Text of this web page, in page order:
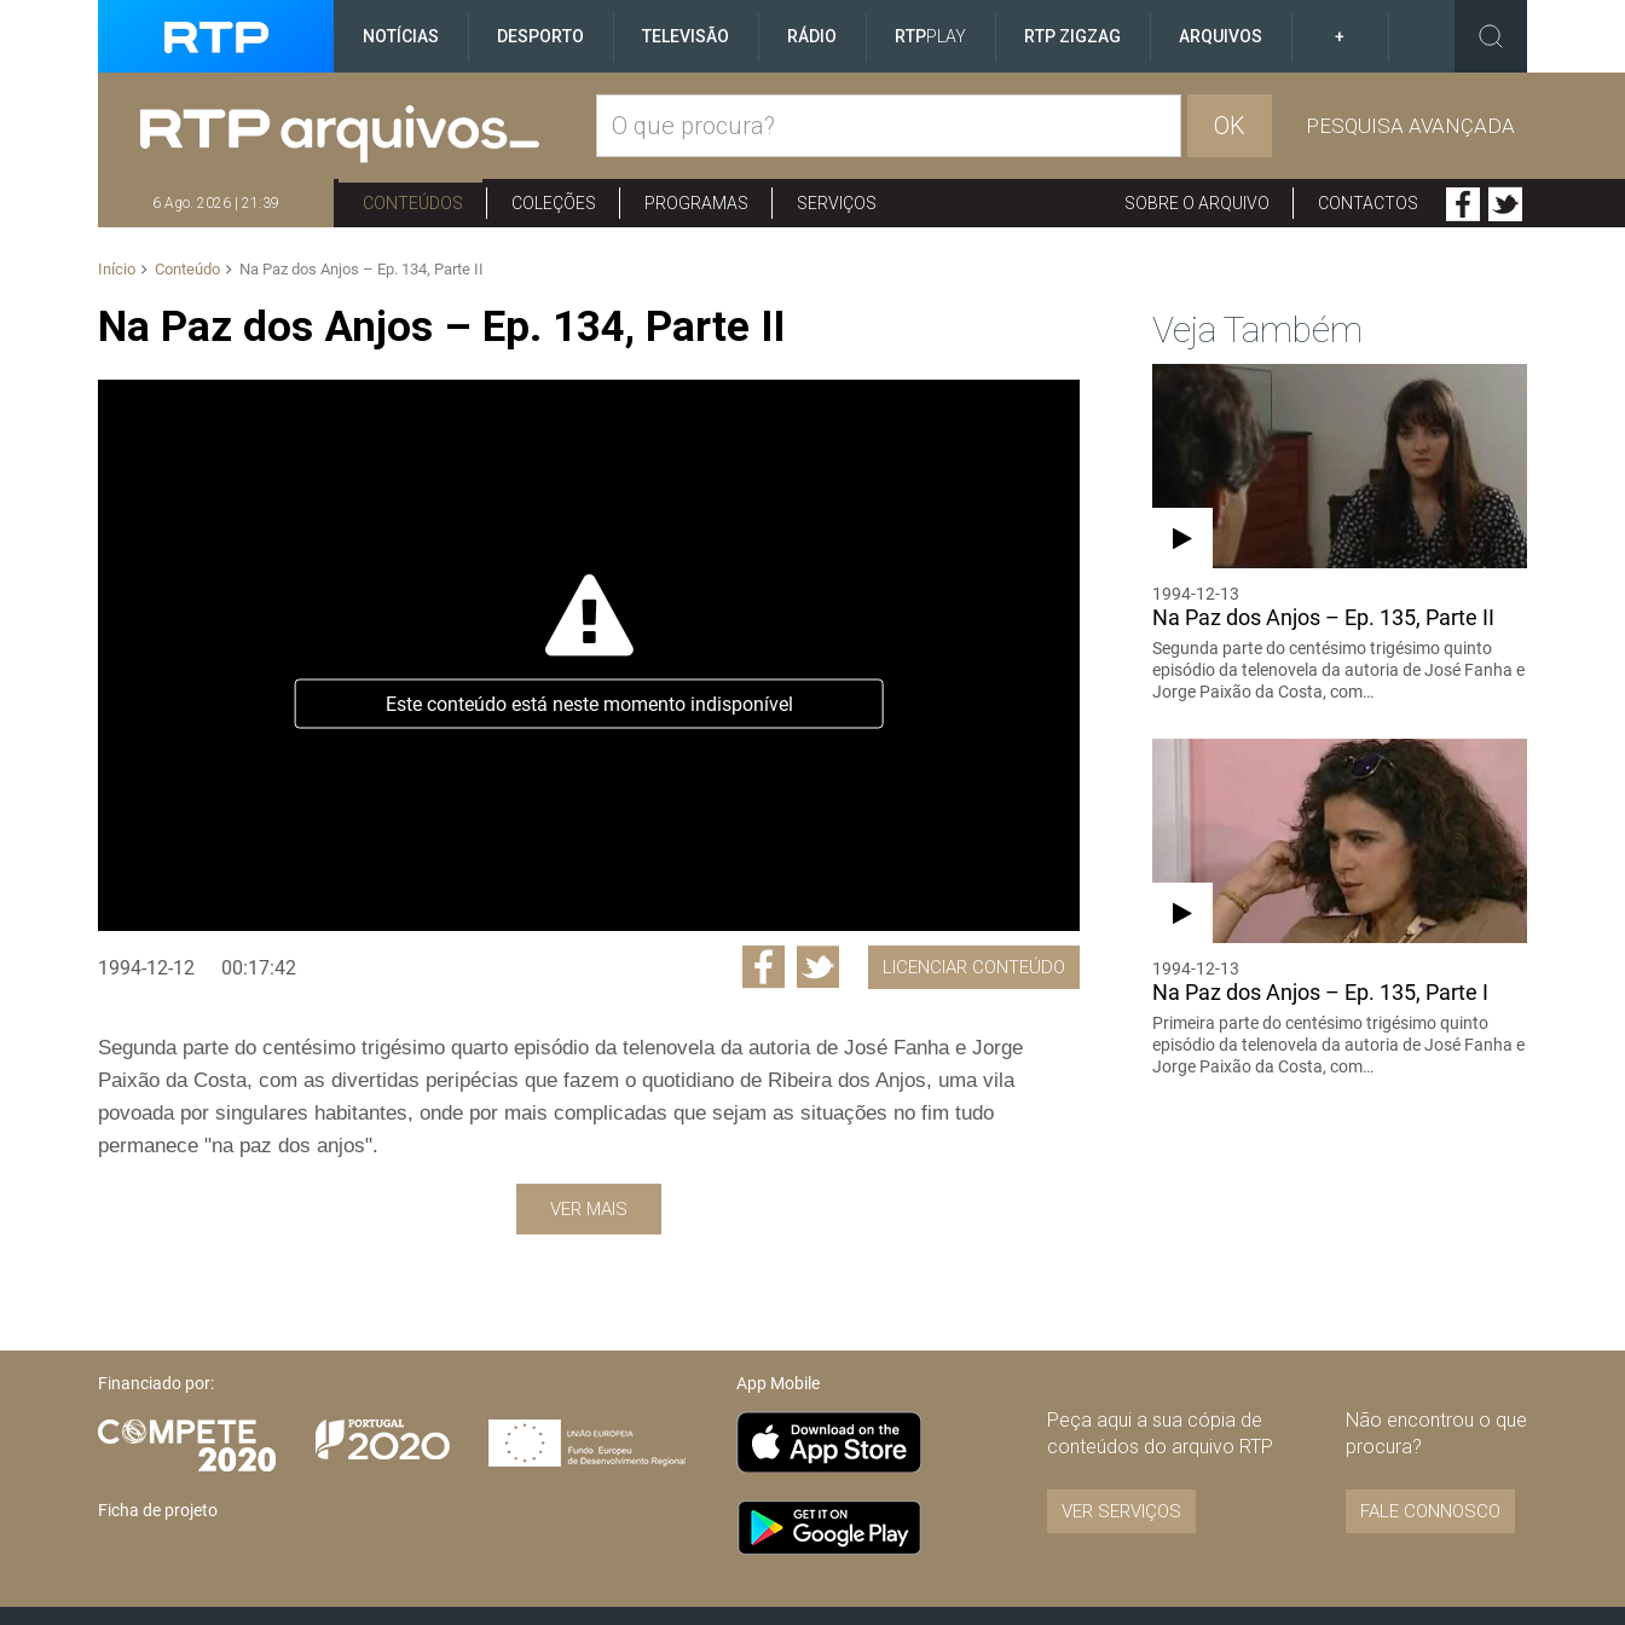
NOTÍCIAS DESPORTO TELEVISÃO RÁDIO RTPPLAY RTP ZIGZAG ARQUIVOS +
OK PESQUISA AVANÇADA
6 Ago. 2026 | 21:39 CONTEÚDOS COLEÇÕES PROGRAMAS SERVIÇOS SOBRE O ARQUIVO CONTACTOS
Início Conteúdo Na Paz dos Anjos – Ep. 134, Parte II
Na Paz dos Anjos – Ep. 134, Parte II
Este conteúdo está neste momento indisponível
1994-12-12 00:17:42 LICENCIAR CONTEÚDO
Segunda parte do centésimo trigésimo quarto episódio da telenovela da autoria de José Fanha e Jorge
Paixão da Costa, com as divertidas peripécias que fazem o quotidiano de Ribeira dos Anjos, uma vila
povoada por singulares habitantes, onde por mais complicadas que sejam as situações no fim tudo
permanece "na paz dos anjos".
VER MAIS
Veja Também
1994-12-13
Na Paz dos Anjos – Ep. 135, Parte II
Segunda parte do centésimo trigésimo quinto
episódio da telenovela da autoria de José Fanha e
Jorge Paixão da Costa, com…
1994-12-13
Na Paz dos Anjos – Ep. 135, Parte I
Primeira parte do centésimo trigésimo quinto
episódio da telenovela da autoria de José Fanha e
Jorge Paixão da Costa, com…
Financiado por:
Ficha de projeto
App Mobile
Peça aqui a sua cópia de
conteúdos do arquivo RTP
VER SERVIÇOS
Não encontrou o que
procura?
FALE CONNOSCO